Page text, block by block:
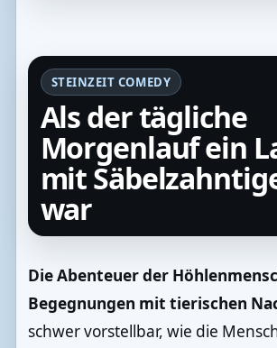
STEINZEIT COMEDY
Als der tägliche
Morgenlauf ein
mit
war
Die Abenteuer der
Begegnungen mit tierischen
schwer vorstellbar, wie die